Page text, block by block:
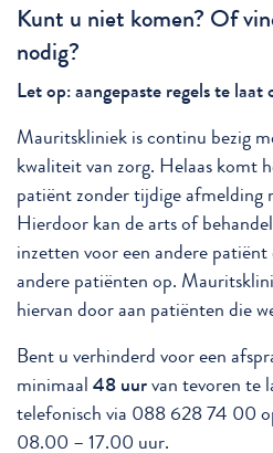
Kunt u niet komen? Of
nodig?
Let op: aangepaste regels te laat
Mauritskliniek is continu bezig
kwaliteit van zorg. Helaas komt
patiënt zonder tijdige afmelding
Hierdoor kan de arts of
inzetten voor een andere
andere patiënten op.
hiervan door aan patiënten die
Bent u verhinderd voor een
minimaal 48 uurvan tevoren te
telefonisch via 088 628 74 00
08.00 – 17.00 uur.